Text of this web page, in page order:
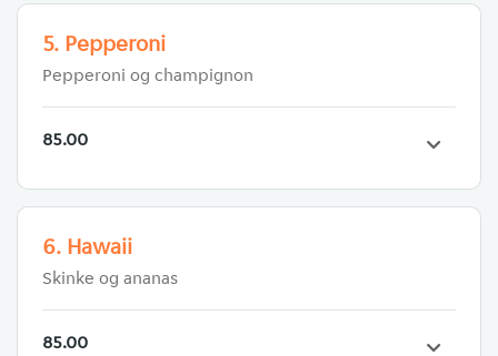
5. Pepperoni
Pepperoni og champignon
85.00
6. Hawaii
Skinke og ananas
85.00